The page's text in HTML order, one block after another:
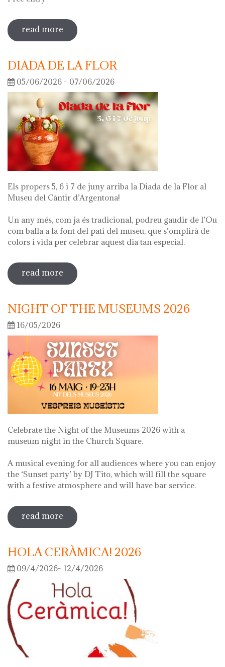
read more sobre guided tour of the exhibition
'what's left of me'
DIADA DE LA FLOR
05/06/2026 - 07/06/2026
Els propers 5, 6 i 7 de juny arriba la Diada de la Flor al
Museu del Càntir d’Argentona!
Un any més, com ja és tradicional, podreu gaudir de l’Ou
com balla a la font del pati del museu, que s’omplirà de
colors i vida per celebrar aquest dia tan especial.
read more sobre diada de la flor
NIGHT OF THE MUSEUMS 2026
16/05/2026
Celebrate the Night of the Museums 2026 with a
museum night in the Church Square.
A musical evening for all audiences where you can enjoy
the ‘Sunset party’ by DJ Tito, which will fill the square
with a festive atmosphere and will have bar service.
read more sobre night of the museums 2026
HOLA CERÀMICA! 2026
09/4/2026- 12/4/2026